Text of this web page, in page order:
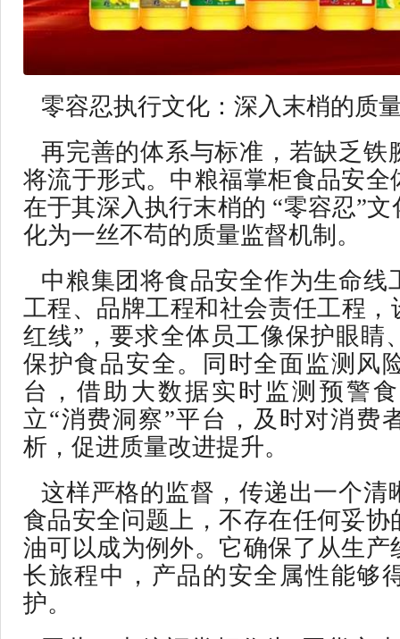
零容忍执行文化：深入末梢的质
再完善的体系与标准，若缺乏铁
将流于形式。中粮福掌柜食品安全
在于其深入执行末梢的 “零容忍”
化为一丝不苟的质量监督机制。
中粮集团将食品安全作为生命线
工程、品牌工程和社会责任工程，
红线”，要求全体员工像保护眼睛
保护食品安全。同时全面监测风
台，借助大数据实时监测预警
立“消费洞察”平台，及时对消费
析，促进质量改进提升。
这样严格的监督，传递出一个清
食品安全问题上，不存在任何妥协
油可以成为例外。它确保了从生产
长旅程中，产品的安全属性能够
护。